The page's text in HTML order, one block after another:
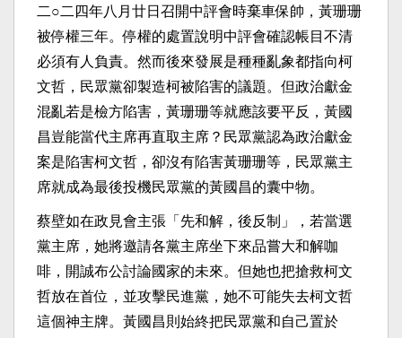
二○二四年八月廿日召開中評會時棄車保帥，黃珊珊
被停權三年。停權的處置說明中評會確認帳目不清
必須有人負責。然而後來發展是種種亂象都指向柯
文哲，民眾黨卻製造柯被陷害的議題。但政治獻金
混亂若是檢方陷害，黃珊珊等就應該要平反，黃國
昌豈能當代主席再直取主席？民眾黨認為政治獻金
案是陷害柯文哲，卻沒有陷害黃珊珊等，民眾黨主
席就成為最後投機民眾黨的黃國昌的囊中物。
蔡壁如在政見會主張「先和解，後反制」，若當選
黨主席，她將邀請各黨主席坐下來品嘗大和解咖
啡，開誠布公討論國家的未來。但她也把搶救柯文
哲放在首位，並攻擊民進黨，她不可能失去柯文哲
這個神主牌。黃國昌則始終把民眾黨和自己置於